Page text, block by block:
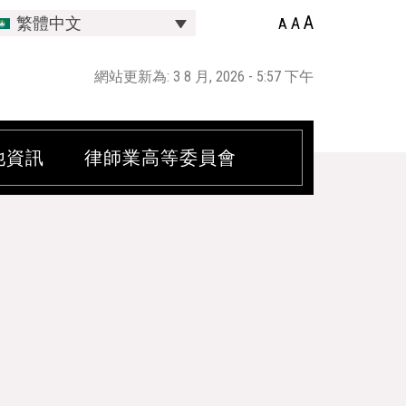
繁體中文 A AA
網站更新為: 3 8 月, 2026 - 5:57 下午
資訊 律師業高等委員會